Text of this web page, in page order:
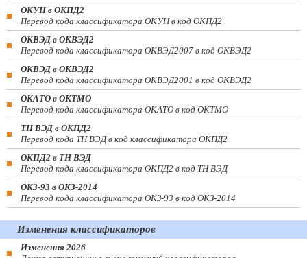
ОКУН в ОКПД2
Перевод кода классификатора ОКУН в код ОКПД2
ОКВЭД в ОКВЭД2
Перевод кода классификатора ОКВЭД2007 в код ОКВЭД2
ОКВЭД в ОКВЭД2
Перевод кода классификатора ОКВЭД2001 в код ОКВЭД2
ОКАТО в ОКТМО
Перевод кода классификатора ОКАТО в код ОКТМО
ТН ВЭД в ОКПД2
Перевод кода ТН ВЭД в код классификатора ОКПД2
ОКПД2 в ТН ВЭД
Перевод кода классификатора ОКПД2 в код ТН ВЭД
ОКЗ-93 в ОКЗ-2014
Перевод кода классификатора ОКЗ-93 в код ОКЗ-2014
Изменения классификаторов
Изменения 2026